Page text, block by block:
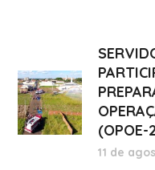
(OPOE-
11 de